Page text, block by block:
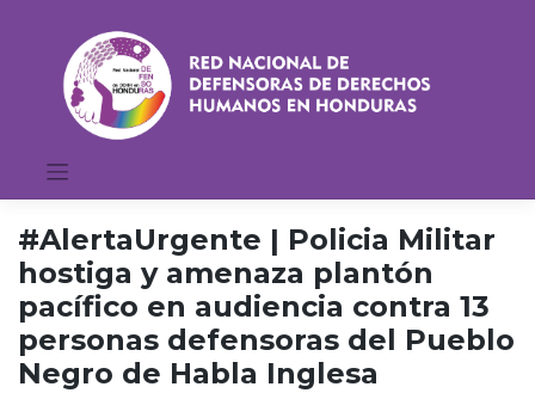
#AlertaUrgente | Policia Militar
hostiga y amenaza plantón
pacífico en audiencia contra 13
personas defensoras del Pueblo
Negro de Habla Inglesa